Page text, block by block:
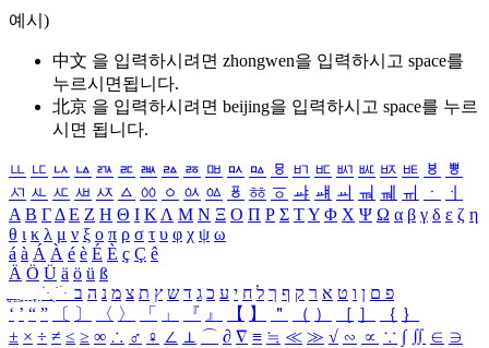
예시)
中文 을 입력하시려면 zhongwen을 입력하시고 space를
누르시면됩니다.
北京 을 입력하시려면 beijing을 입력하시고 space를 누르
시면 됩니다.
ㅥ ㅦ ㅧ ㅨ ㅩ ㅪ ㅫ ㅬ ㅭ ㅮ ㅯ ㅰ ㅱ ㅲ ㅳ ㅴ ㅵ ㅶ ㅷ ㅸ
ㅹ
ㅺ ㅻ ㅼ ㅽ ㅾ ㅿ ㆀ ㆁ ㆂ ㆃ ㆄ ㆅ ㆆ ㆇ ㆈ ㆉ ㆊ ㆋ ㆌ ㆍ
ㆎ
Α Β ΓΔ Ε Ζ Η Θ Ι ΚΛ Μ Ν Ξ Ο Π Ρ Σ ΤΥ Φ Χ Ψ Ω α β γ δ ε ζ η
θ ι κ λ μ ν ξ ο π ρ σ τ υ φ χ ψ ω
á à Á À é è É È ç Ç ê
Ä Ö Ü ä ö ü ß
ִֶֹ ֻּ ׁׂ פ ם ן ו ט א ר ק ף ך ל ח י ע כ ג ד ש ץ ת צ מ נ ה ב
‘ ’ “ ” 〔 〕 〈 〉 「 」 『 』 【 】 ＂ （ ） ［ ］ ｛ ｝
± × ÷ ≠ ≤ ≥ ∞ ∴ ♂ ♀ ∠ ⊥ ⌒ ∂ ∇ ≡ ≒ ≪ ≫ √ ∽ ∝ ∵ ∫ ∬ ∈ ∋